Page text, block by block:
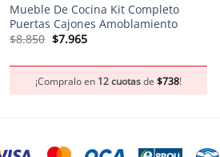
Mueble De Cocina Kit Completo
Puertas Cajones Amoblamiento
$8.850 El
$8.850.
$7.965El
$7.965.
¡Compralo en 12 cuotasde$738!